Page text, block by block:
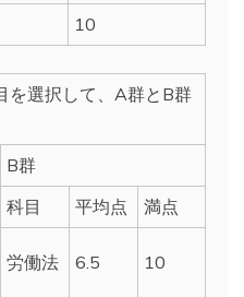
10
を選択して、A群とB群
B群
科目 平均点
満点
労働法 6.5 10